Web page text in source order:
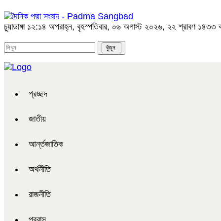
চুয়াডাঙ্গা ১২:১৪ অপরাহ্ন, বৃহস্পতিবার, ০৬ অগাস্ট ২০২৬, ২২ শ্রাবণ ১৪৩৩
প্রচ্ছদ
জাতীয়
আর্ন্তজাতিক
অর্থনীতি
রাজনীতি